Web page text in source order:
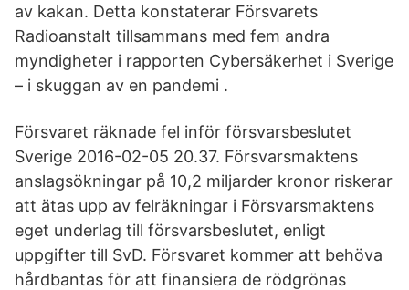
av kakan. Detta konstaterar Försvarets
Radioanstalt tillsammans med fem andra
myndigheter i rapporten Cybersäkerhet i Sverige
– i skuggan av en pandemi .
Försvaret räknade fel inför försvarsbeslutet
Sverige 2016-02-05 20.37. Försvarsmaktens
anslagsökningar på 10,2 miljarder kronor riskerar
att ätas upp av felräkningar i Försvarsmaktens
eget underlag till försvarsbeslutet, enligt
uppgifter till SvD. Försvaret kommer att behöva
hårdbantas för att finansiera de rödgrönas